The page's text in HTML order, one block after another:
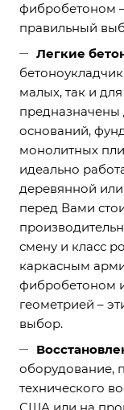
фибробетоном
правильный
Легкие
малых, так и
предназначены
оснований,
монолитных
идеально
деревянной
перед Вами
смену и класс
каркасным
фибробетоном
геометрией –
выбор.
оборудование,
технического